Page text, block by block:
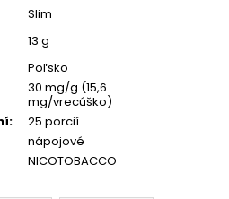
Slim
13 g
Poľsko
30 mg/g (15,6
mg/vrecúško)
:
25 porcií
nápojové
NICOTOBACCO